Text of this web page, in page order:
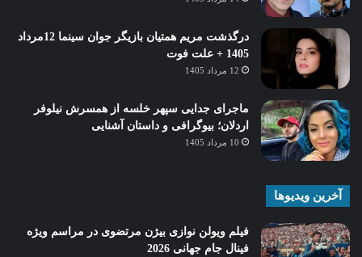
درگذشت مریم همتیان بازیگر جوان سینما 12مرداد
1405 + علت فوت
12 مرداد 1405
ماجرای جدایی سپهر خلسه از همسرش نیلوفر
اردلان؛ بیوگرافی و داستان آشنایی
10 مرداد 1405
آخرین ویدیوها
فیلم ویولن نوازی بیژن مرتضوی در مراسم ویژه
فینال جام جهانی 2026